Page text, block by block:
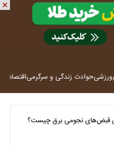
ورزشیحوادث زندگی و سرگرمیاقتصاد
قبض‌های نجومی برق چیست؟